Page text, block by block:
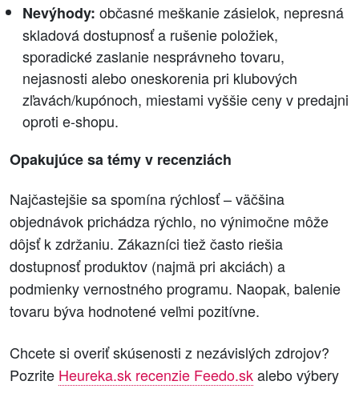
Nevýhody: občasné meškanie zásielok, nepresná
skladová dostupnosť a rušenie položiek,
sporadické zaslanie nesprávneho tovaru,
nejasnosti alebo oneskorenia pri klubových
zľavách/kupónoch, miestami vyššie ceny v predajni
oproti e‑shopu.
Opakujúce sa témy v recenziách
Najčastejšie sa spomína rýchlosť – väčšina
objednávok prichádza rýchlo, no výnimočne môže
dôjsť k zdržaniu. Zákazníci tiež často riešia
dostupnosť produktov (najmä pri akciách) a
podmienky vernostného programu. Naopak, balenie
tovaru býva hodnotené veľmi pozitívne.
Chcete si overiť skúsenosti z nezávislých zdrojov?
Pozrite Heureka.sk recenzie Feedo.skalebo výbery